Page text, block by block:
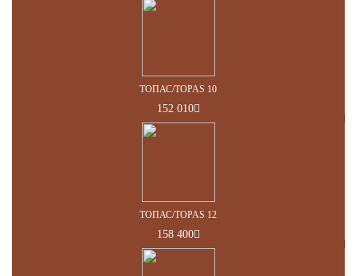
ТОПАС/TOPAS 10
152 010
ТОПАС/TOPAS 12
158 400